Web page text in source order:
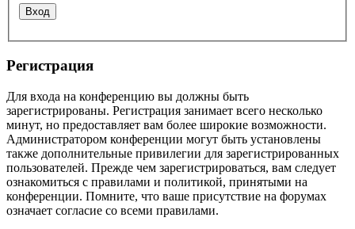
Регистрация
Для входа на конференцию вы должны быть
зарегистрированы. Регистрация занимает всего несколько
минут, но предоставляет вам более широкие возможности.
Администратором конференции могут быть установлены
также дополнительные привилегии для зарегистрированных
пользователей. Прежде чем зарегистрироваться, вам следует
ознакомиться с правилами и политикой, принятыми на
конференции. Помните, что ваше присутствие на форумах
означает согласие со всеми правилами.